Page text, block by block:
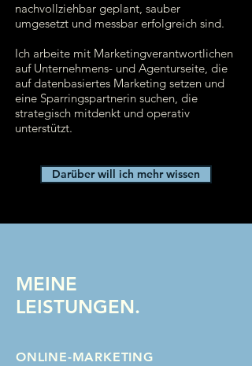
nachvollziehbar geplant, sauber
umgesetzt und messbar erfolgreich sind.
Ich arbeite mit Marketingverantwortlichen
auf Unternehmens- und Agenturseite, die
auf datenbasiertes Marketing setzen und
eine Sparringspartnerin suchen, die
strategisch mitdenkt und operativ
unterstützt.
Darüber will ich mehr wissen
MEINE
LEISTUNGEN.
ONLINE-MARKETING